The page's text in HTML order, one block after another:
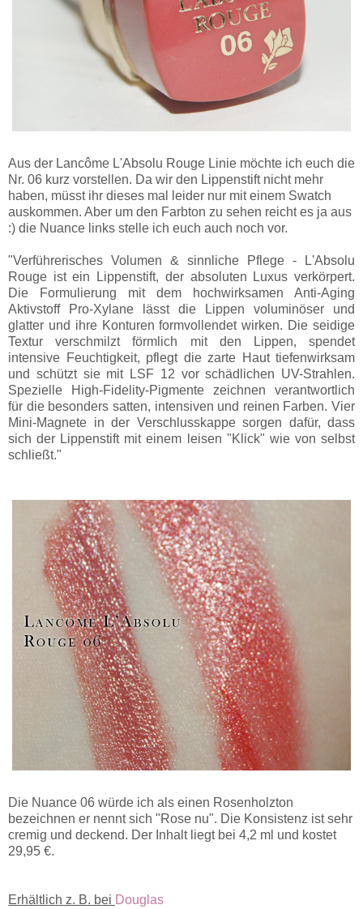
Aus der Lancôme L'Absolu Rouge Linie möchte ich euch die
Nr. 06 kurz vorstellen. Da wir den Lippenstift nicht mehr
haben, müsst ihr dieses mal leider nur mit einem Swatch
auskommen. Aber um den Farbton zu sehen reicht es ja aus
:) die Nuance links stelle ich euch auch noch vor.
"Verführerisches Volumen & sinnliche Pflege - L'Absolu
Rouge ist ein Lippenstift, der absoluten Luxus verkörpert.
Die Formulierung mit dem hochwirksamen Anti-Aging
Aktivstoff Pro-Xylane lässt die Lippen voluminöser und
glatter und ihre Konturen formvollendet wirken. Die seidige
Textur verschmilzt förmlich mit den Lippen, spendet
intensive Feuchtigkeit, pflegt die zarte Haut tiefenwirksam
und schützt sie mit LSF 12 vor schädlichen UV-Strahlen.
Spezielle High-Fidelity-Pigmente zeichnen verantwortlich
für die besonders satten, intensiven und reinen Farben. Vier
Mini-Magnete in der Verschlusskappe sorgen dafür, dass
sich der Lippenstift mit einem leisen "Klick" wie von selbst
schließt."
Die Nuance 06 würde ich als einen Rosenholzton
bezeichnen er nennt sich "Rose nu". Die Konsistenz ist sehr
cremig und deckend. Der Inhalt liegt bei 4,2 ml und kostet
29,95 €.
Erhältlich z. B. bei Douglas